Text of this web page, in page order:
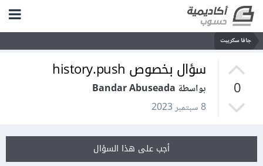
جافا سكريبت
0
سؤال بخصوص history.push
بواسطة Bandar Abuseada
8 سبتمبر 2023
أجب على هذا السؤال